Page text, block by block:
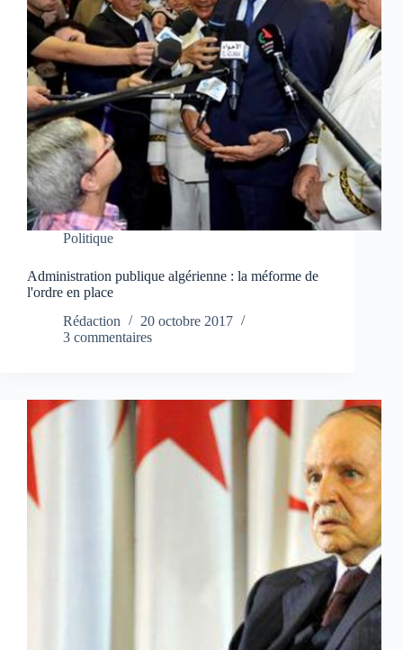
Politique
Administration publique algérienne : la méforme de
l'ordre en place
Rédaction
20 octobre 2017
3 commentaires